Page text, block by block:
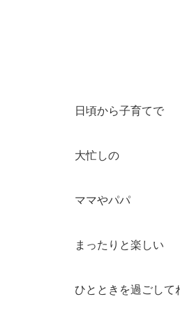
日頃から子育てで
大忙しの
ママやパパ
まったりと楽しい
ひとときを過ごして